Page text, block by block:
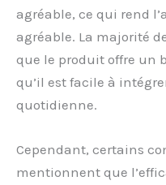
agréable, ce qui rend
agréable. La majorité
que le produit offre un
qu’il est facile à
quotidienne.
Cependant, certains
mentionnent que